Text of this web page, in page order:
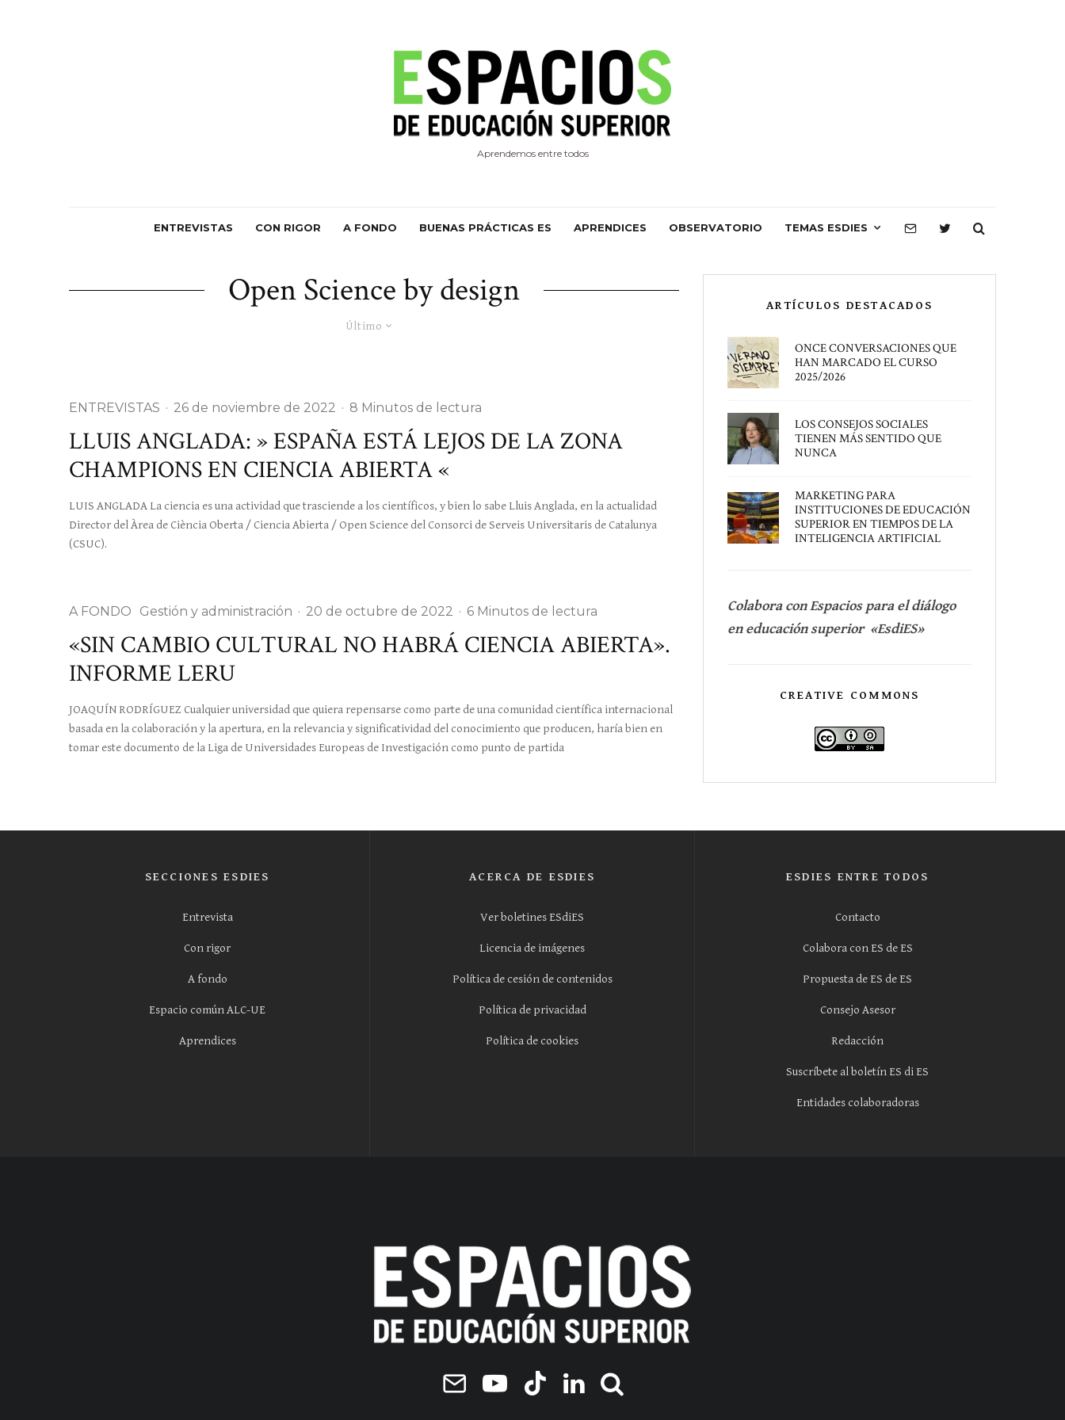
Aprendemos entre todos
ENTREVISTAS CON RIGOR A FONDO BUENAS PRÁCTICAS ES APRENDICES OBSERVATORIO TEMAS ESDIES
Open Science by design
Último
ENTREVISTAS · 26 de noviembre de 2022 · 8 Minutos de lectura
LLUIS ANGLADA: » ESPAÑA ESTÁ LEJOS DE LA ZONA
CHAMPIONS EN CIENCIA ABIERTA «
LUIS ANGLADA La ciencia es una actividad que trasciende a los científicos, y bien lo sabe Lluis Anglada, en la actualidad
Director del Àrea de Ciència Oberta / Ciencia Abierta / Open Science del Consorci de Serveis Universitaris de Catalunya
(CSUC).
A FONDO Gestión y administración · 20 de octubre de 2022 · 6 Minutos de lectura
«SIN CAMBIO CULTURAL NO HABRÁ CIENCIA ABIERTA».
INFORME LERU
JOAQUÍN RODRÍGUEZ Cualquier universidad que quiera repensarse como parte de una comunidad científica internacional
basada en la colaboración y la apertura, en la relevancia y significatividad del conocimiento que producen, haría bien en
tomar este documento de la Liga de Universidades Europeas de Investigación como punto de partida
ARTÍCULOS DESTACADOS
ONCE CONVERSACIONES QUE
HAN MARCADO EL CURSO
2025/2026
LOS CONSEJOS SOCIALES
TIENEN MÁS SENTIDO QUE
NUNCA
MARKETING PARA
INSTITUCIONES DE EDUCACIÓN
SUPERIOR EN TIEMPOS DE LA
INTELIGENCIA ARTIFICIAL
Colabora con Espacios para el diálogo
en educación superior «EsdiES»
CREATIVE COMMONS
SECCIONES ESDIES
Entrevista
Con rigor
A fondo
Espacio común ALC-UE
Aprendices
ACERCA DE ESDIES
Ver boletines ESdiES
Licencia de imágenes
Política de cesión de contenidos
Política de privacidad
Política de cookies
ESDIES ENTRE TODOS
Contacto
Colabora con ES de ES
Propuesta de ES de ES
Consejo Asesor
Redacción
Suscríbete al boletín ES di ES
Entidades colaboradoras